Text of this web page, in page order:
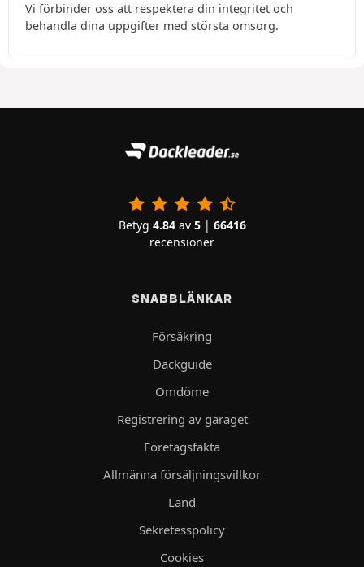
Vi förbinder oss att respektera din integritet och
behandla dina uppgifter med största omsorg.
Betyg 4.84av 5| 66416
recensioner
SNABBLÄNKAR
Försäkring
Däckguide
Omdöme
Registrering av garaget
Företagsfakta
Allmänna försäljningsvillkor
Land
Sekretesspolicy
Cookies